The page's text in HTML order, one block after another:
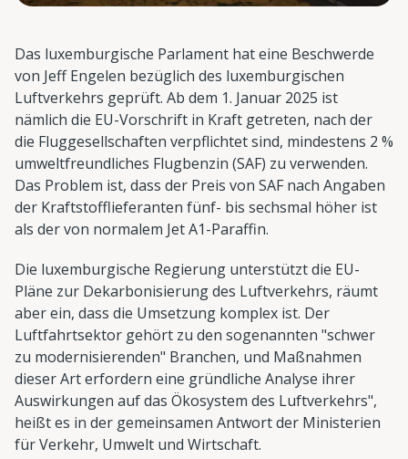
Das luxemburgische Parlament hat eine Beschwerde
von Jeff Engelen bezüglich des luxemburgischen
Luftverkehrs geprüft. Ab dem 1. Januar 2025 ist
nämlich die EU-Vorschrift in Kraft getreten, nach der
die Fluggesellschaften verpflichtet sind, mindestens 2 %
umweltfreundliches Flugbenzin (SAF) zu verwenden.
Das Problem ist, dass der Preis von SAF nach Angaben
der Kraftstofflieferanten fünf- bis sechsmal höher ist
als der von normalem Jet A1-Paraffin.
Die luxemburgische Regierung unterstützt die EU-
Pläne zur Dekarbonisierung des Luftverkehrs, räumt
aber ein, dass die Umsetzung komplex ist. Der
Luftfahrtsektor gehört zu den sogenannten "schwer
zu modernisierenden" Branchen, und Maßnahmen
dieser Art erfordern eine gründliche Analyse ihrer
Auswirkungen auf das Ökosystem des Luftverkehrs",
heißt es in der gemeinsamen Antwort der Ministerien
für Verkehr, Umwelt und Wirtschaft.